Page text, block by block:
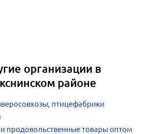
организации в
районе
птицефабрики
продовольственные товары оптом